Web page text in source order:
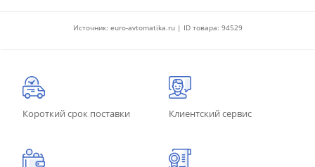
Источник: euro-avtomatika.ru | ID товара: 94529
Короткий срок поставки Клиентский сервис